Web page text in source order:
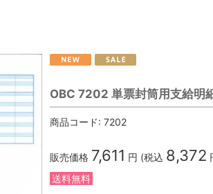
OBC 7202 単票封筒用支給明
商品コード: 7202
販売価格 7,611 円 (税込 8,372
送料無料